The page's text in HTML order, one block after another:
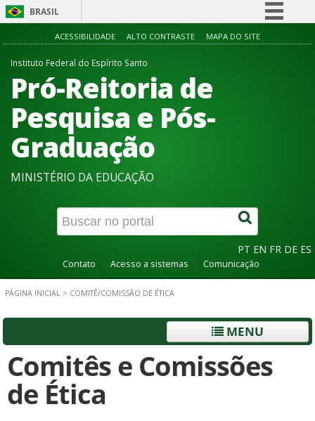
BRASIL
Simplifique!
Acesso à informação
Legislação
ACESSIBILIDADE ALTO CONTRASTE MAPA DO SITE
Instituto Federal do Espírito Santo
Pró-Reitoria de
Pesquisa e Pós-
Graduação
MINISTÉRIO DA EDUCAÇÃO
PT EN FR DE ES
Contato Acesso a sistemas Comunicação
PÁGINA INICIAL > COMITÊ/COMISSÃO DE ÉTICA
MENU
Comitês e Comissões
de Ética